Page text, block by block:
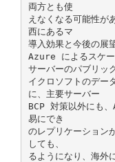
両方とも使
えなくなる可能性が
西にあるマ
導入効果と今後の展
Azure によるスケー
サーバーのパブリッ
イクロソフトのデ
に、主要サーバー
BCP 対策以外にも
易にでき
のレプリケーション
しても、
るようになり、海外